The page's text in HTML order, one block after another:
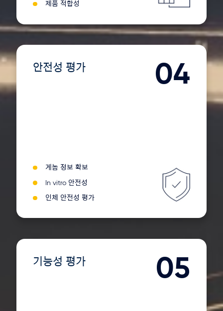
제품 적합성
04
안전성 평가
게놈 정보 확보
In vitro 안전성
인체 안전성 평가
05
기능성 평가